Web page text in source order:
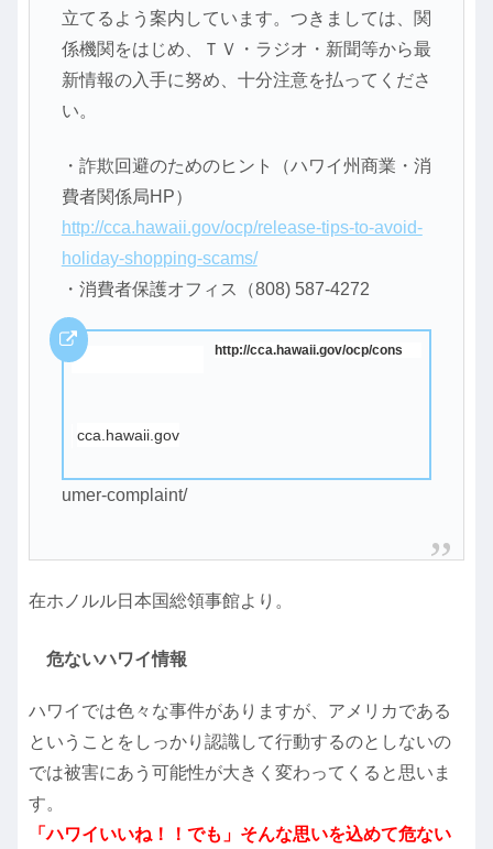
立てるよう案内しています。つきましては、 関
係機関をはじめ、ＴＶ・ラジオ・新聞等から最
新情報の入手に努め、十分注意を払ってくださ
い。
・詐欺回避のためのヒント（ハワイ州商業・消
費者関係局HP）
http://cca.hawaii.gov/ocp/release-tips-to-avoid-
holiday-shopping-scams/
・消費者保護オフィス（808) 587-4272
http://cca.hawaii.gov/ocp/cons
cca.hawaii.gov
umer-complaint/
在ホノルル日本国総領事館より。
危ないハワイ情報
ハワイでは色々な事件がありますが、アメリカである
ということをしっかり認識して行動するのとしないの
では被害にあう可能性が大きく変わってくると思いま
す。
「ハワイいいね！！でも」そんな思いを込めて危ない